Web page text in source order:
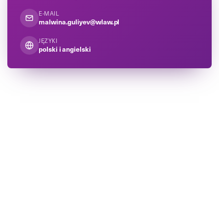
E-MAIL
malwina.guliyev@wlaw.pl
JĘZYKI
polski i angielski